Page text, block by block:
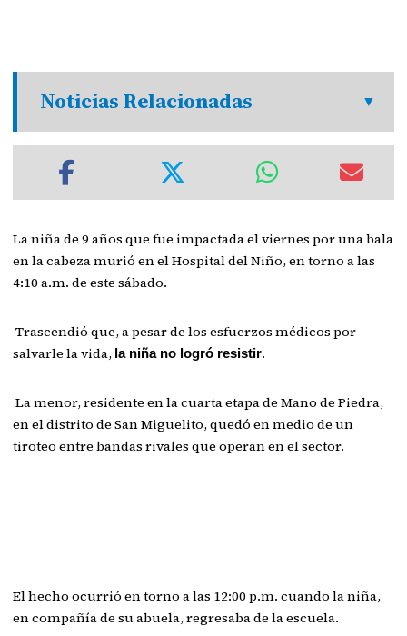
Noticias Relacionadas
La niña de 9 años que fue impactada el viernes por una bala
en la cabeza murió en el Hospital del Niño, en torno a las
4:10 a.m. de este sábado.
Trascendió que, a pesar de los esfuerzos médicos por
salvarle la vida, la niña no logró resistir.
La menor, residente en la cuarta etapa de Mano de Piedra,
en el distrito de San Miguelito, quedó en medio de un
tiroteo entre bandas rivales que operan en el sector.
El hecho ocurrió en torno a las 12:00 p.m. cuando la niña,
en compañía de su abuela, regresaba de la escuela.